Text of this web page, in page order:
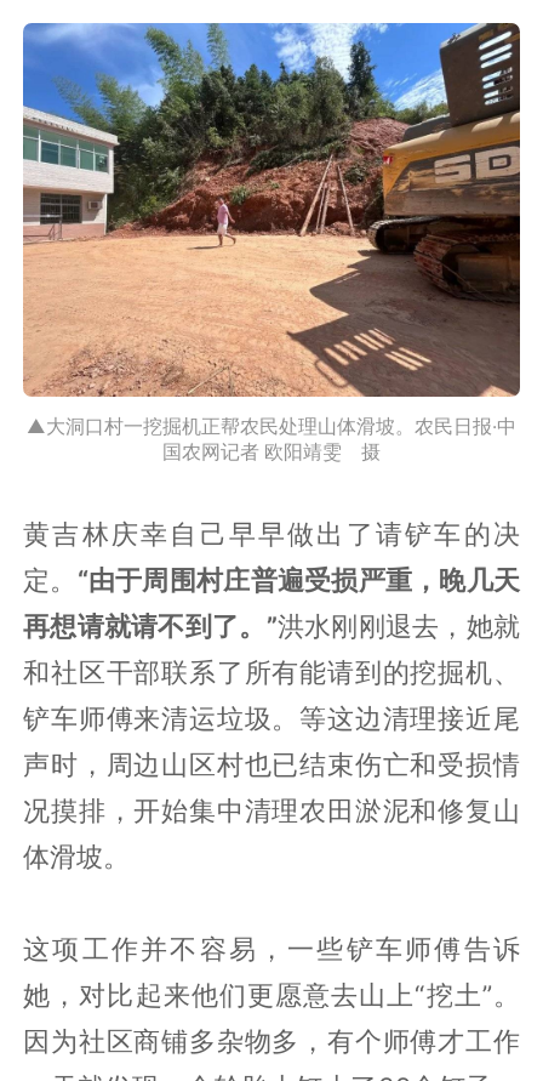
▲大洞口村一挖掘机正帮农民处理山体滑坡。农民日报·中
国农网记者 欧阳靖雯 摄
黄吉林庆幸自己早早做出了请铲车的决
定。 “由于周围村庄普遍受损严重，晚几天
再想请就请不到了。”洪水刚刚退去，她就
和社区干部联系了所有能请到的挖掘机、
铲车师傅来清运垃圾。等这边清理接近尾
声时，周边山区村也已结束伤亡和受损情
况摸排，开始集中清理农田淤泥和修复山
体滑坡。
这项工作并不容易，一些铲车师傅告诉
她，对比起来他们更愿意去山上“挖土”。
因为社区商铺多杂物多，有个师傅才工作